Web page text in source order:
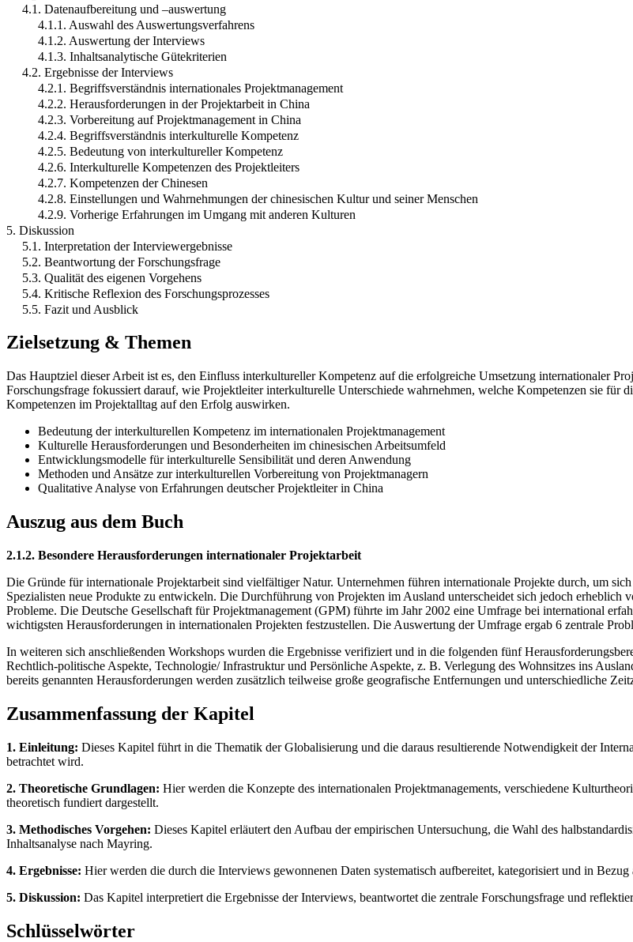
4.1. Datenaufbereitung und –auswertung
4.1.1. Auswahl des Auswertungsverfahrens
4.1.2. Auswertung der Interviews
4.1.3. Inhaltsanalytische Gütekriterien
4.2. Ergebnisse der Interviews
4.2.1. Begriffsverständnis internationales Projektmanagement
4.2.2. Herausforderungen in der Projektarbeit in China
4.2.3. Vorbereitung auf Projektmanagement in China
4.2.4. Begriffsverständnis interkulturelle Kompetenz
4.2.5. Bedeutung von interkultureller Kompetenz
4.2.6. Interkulturelle Kompetenzen des Projektleiters
4.2.7. Kompetenzen der Chinesen
4.2.8. Einstellungen und Wahrnehmungen der chinesischen Kultur und seiner Menschen
4.2.9. Vorherige Erfahrungen im Umgang mit anderen Kulturen
5. Diskussion
5.1. Interpretation der Interviewergebnisse
5.2. Beantwortung der Forschungsfrage
5.3. Qualität des eigenen Vorgehens
5.4. Kritische Reflexion des Forschungsprozesses
5.5. Fazit und Ausblick
Zielsetzung & Themen
Das Hauptziel dieser Arbeit ist es, den Einfluss interkultureller Kompetenz auf die erfolgreiche Umsetzung internationaler
Forschungsfrage fokussiert darauf, wie Projektleiter interkulturelle Unterschiede wahrnehmen, welche Kompetenzen sie für
Kompetenzen im Projektalltag auf den Erfolg auswirken.
Bedeutung der interkulturellen Kompetenz im internationalen Projektmanagement
Kulturelle Herausforderungen und Besonderheiten im chinesischen Arbeitsumfeld
Entwicklungsmodelle für interkulturelle Sensibilität und deren Anwendung
Methoden und Ansätze zur interkulturellen Vorbereitung von Projektmanagern
Qualitative Analyse von Erfahrungen deutscher Projektleiter in China
Auszug aus dem Buch
2.1.2. Besondere Herausforderungen internationaler Projektarbeit
Die Gründe für internationale Projektarbeit sind vielfältiger Natur. Unternehmen führen internationale Projekte durch, um
Spezialisten neue Produkte zu entwickeln. Die Durchführung von Projekten im Ausland unterscheidet sich jedoch erheblich
Probleme. Die Deutsche Gesellschaft für Projektmanagement (GPM) führte im Jahr 2002 eine Umfrage bei international
wichtigsten Herausforderungen in internationalen Projekten festzustellen. Die Auswertung der Umfrage ergab 6 zentrale
In weiteren sich anschließenden Workshops wurden die Ergebnisse verifiziert und in die folgenden fünf
Rechtlich-politische Aspekte, Technologie/ Infrastruktur und Persönliche Aspekte, z. B. Verlegung des Wohnsitzes ins
bereits genannten Herausforderungen werden zusätzlich teilweise große geografische Entfernungen und unterschiedliche
Zusammenfassung der Kapitel
1. Einleitung: Dieses Kapitel führt in die Thematik der Globalisierung und die daraus resultierende Notwendigkeit der
betrachtet wird.
2. Theoretische Grundlagen: Hier werden die Konzepte des internationalen Projektmanagements, verschiedene
theoretisch fundiert dargestellt.
3. Methodisches Vorgehen: Dieses Kapitel erläutert den Aufbau der empirischen Untersuchung, die Wahl des
Inhaltsanalyse nach Mayring.
4. Ergebnisse: Hier werden die durch die Interviews gewonnenen Daten systematisch aufbereitet, kategorisiert und in
5. Diskussion: Das Kapitel interpretiert die Ergebnisse der Interviews, beantwortet die zentrale Forschungsfrage und
Schlüsselwörter